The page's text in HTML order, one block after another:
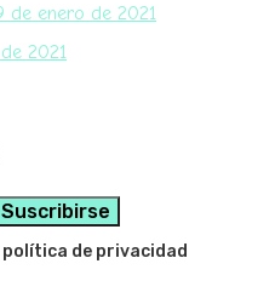
de enero de 2021
2021
de privacidad